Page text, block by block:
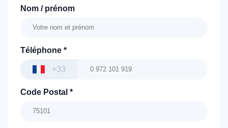
Nom / prénom
Téléphone *
+33
Code Postal *